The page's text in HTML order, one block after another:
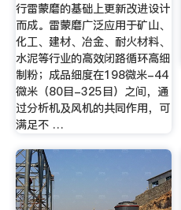
行雷蒙磨的基础上更新改进设计
而成。雷蒙磨广泛应用于矿山、
化工、建材、冶金、耐火材料、
水泥等行业的高效闭路循环高细
制粉；成品细度在198微米-44
微米（80目-325目）之间，通
过分析机及风机的共同作用，可
满足不 …